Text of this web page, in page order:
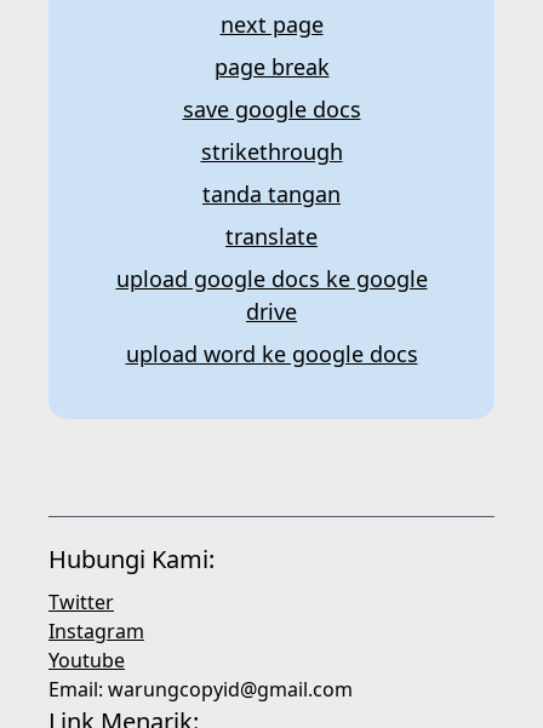
next page
page break
save google docs
strikethrough
tanda tangan
translate
upload google docs ke google
drive
upload word ke google docs
Hubungi Kami:
Twitter
Instagram
Youtube
Email: warungcopyid@gmail.com
Link Menarik: